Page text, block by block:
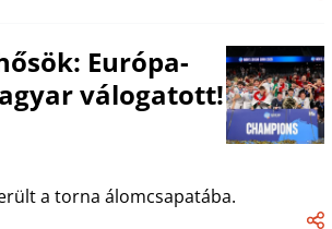
Európa-
válogatott!
a torna álomcsapatába.